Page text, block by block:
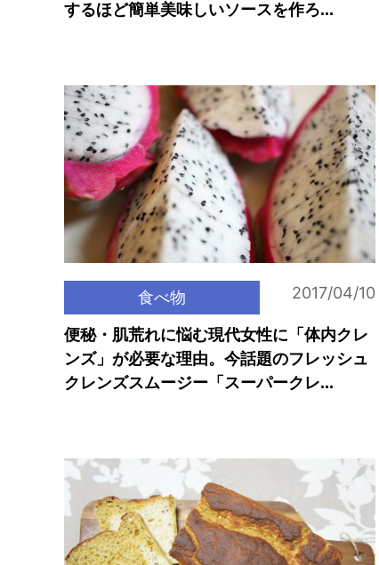
するほど簡単美味しいソースを作ろ...
食べ物 2017/04/10
便秘・肌荒れに悩む現代女性に「体内クレ
ンズ」が必要な理由。今話題のフレッシュ
クレンズスムージー「スーパークレ...